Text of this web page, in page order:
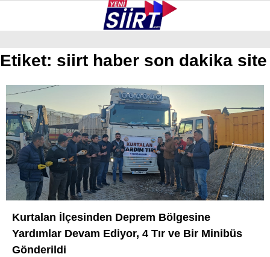
GALERİ VİDEO YAZARLAR
ERUH
BAYKAN
PERVARI
ŞIRVAN
TILLO
GÜNDEM
Etiket: siirt haber son dakika site
Kurtalan İlçesinden Deprem Bölgesine
Yardımlar Devam Ediyor, 4 Tır ve Bir Minibüs
Gönderildi